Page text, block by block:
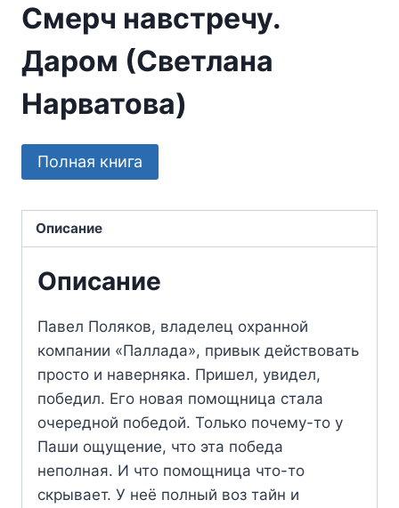
Смерч навстречу.
Даром (Светлана
Нарватова)
Полная книга
Описание
Описание
Павел Поляков, владелец охранной
компании «Паллада», привык действовать
просто и наверняка. Пришел, увидел,
победил. Его новая помощница стала
очередной победой. Только почему-то у
Паши ощущение, что эта победа
неполная. И что помощница что-то
скрывает. У неё полный воз тайн и